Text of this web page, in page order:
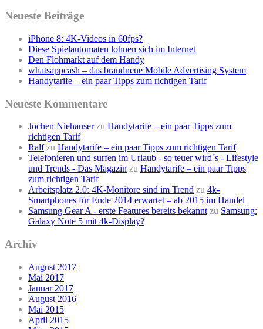
Neueste Beiträge
iPhone 8: 4K-Videos in 60fps?
Diese Spielautomaten lohnen sich im Internet
Den Flohmarkt auf dem Handy
whatsappcash – das brandneue Mobile Advertising System
Handytarife – ein paar Tipps zum richtigen Tarif
Neueste Kommentare
Jochen Niehauserzu Handytarife – ein paar Tipps zum
richtigen Tarif
Ralfzu Handytarife – ein paar Tipps zum richtigen Tarif
Telefonieren und surfen im Urlaub - so teuer wird´s - Lifestyle
und Trends - Das Magazin zu Handytarife – ein paar Tipps
zum richtigen Tarif
Arbeitsplatz 2.0: 4K-Monitore sind im Trend zu 4k-
Smartphones für Ende 2014 erwartet – ab 2015 im Handel
Samsung Gear A - erste Features bereits bekannt zu Samsung:
Galaxy Note 5 mit 4k-Display?
Archiv
August 2017
Mai 2017
Januar 2017
August 2016
Mai 2015
April 2015